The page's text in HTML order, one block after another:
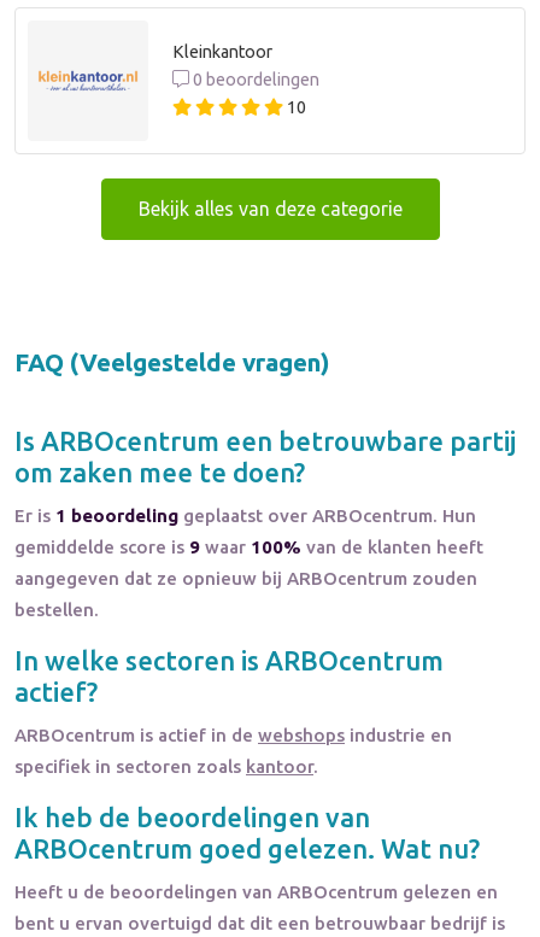
Kleinkantoor
0 beoordelingen
10
Bekijk alles van deze categorie
FAQ (Veelgestelde vragen)
Is ARBOcentrum een betrouwbare partij
om zaken mee te doen?
Er is 1 beoordeling geplaatst over ARBOcentrum. Hun
gemiddelde score is 9 waar 100% van de klanten heeft
aangegeven dat ze opnieuw bij ARBOcentrum zouden
bestellen.
In welke sectoren is ARBOcentrum
actief?
ARBOcentrum is actief in de webshops industrie en
specifiek in sectoren zoals kantoor.
Ik heb de beoordelingen van
ARBOcentrum goed gelezen. Wat nu?
Heeft u de beoordelingen van ARBOcentrum gelezen en
bent u ervan overtuigd dat dit een betrouwbaar bedrijf is